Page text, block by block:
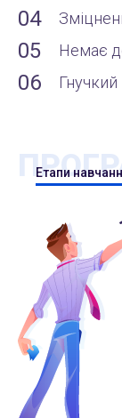
04
05 Немає
06 Гнучкий
Етапи